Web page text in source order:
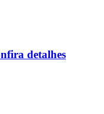
detalhes